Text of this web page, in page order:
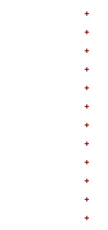
+
+
+
+
+
+
+
+
+
+
+
+